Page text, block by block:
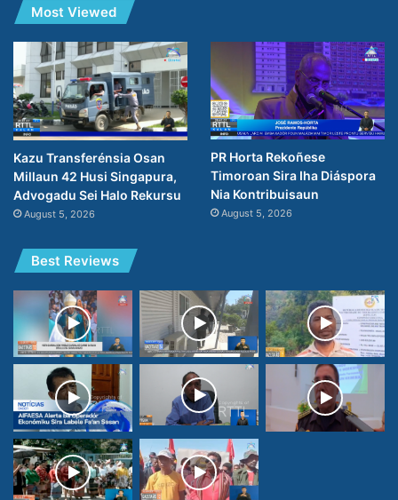
Most Viewed
Kazu Transferénsia Osan
Millaun 42 Husi Singapura,
Advogadu Sei Halo Rekursu
August 5, 2026
PR Horta Rekoñese
Timoroan Sira Iha Diáspora
Nia Kontribuisaun
August 5, 2026
Best Reviews